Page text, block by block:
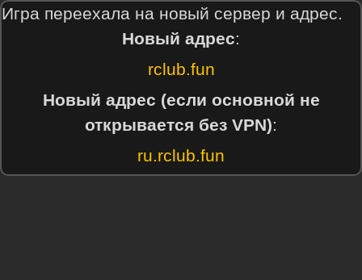
Игра переехала на новый сервер и адрес.
Новый адрес:
rclub.fun
Новый адрес (если основной не
открывается без VPN):
ru.rclub.fun